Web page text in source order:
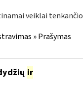
veiklai tenkančio
» Prašymas
ir